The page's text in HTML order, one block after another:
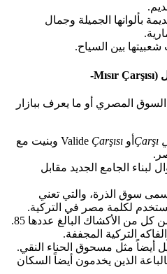
بألوانها الجميلة وجمال
بين السياح.
المصري أو ما يعرف ببازار
أو Valide Çarşısı
وبنيت مع
لبناء الجامع الجديد مقابل
سوق الذرة، والتي تعني
من الأكشاك البالغ عددها 85.
التركية المجففة.
أيضاً مثل مسحوق الحناء النقي.
الذين يخدمون أيضاً السكان